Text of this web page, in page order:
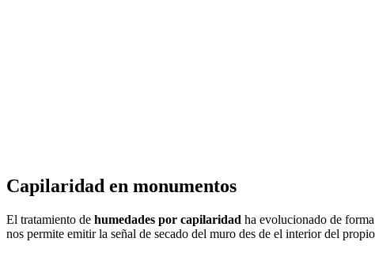
Capilaridad en monumentos
El tratamiento de humedades por capilaridad ha evolucionado de
nos permite emitir la señal de secado del muro des de el interior del